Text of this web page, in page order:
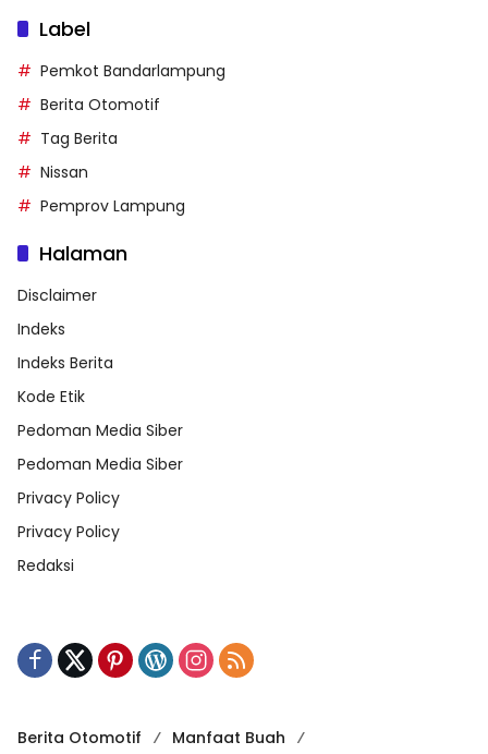
Label
Pemkot Bandarlampung
Berita Otomotif
Tag Berita
Nissan
Pemprov Lampung
Halaman
Disclaimer
Indeks
Indeks Berita
Kode Etik
Pedoman Media Siber
Pedoman Media Siber
Privacy Policy
Privacy Policy
Redaksi
Berita Otomotif Manfaat Buah